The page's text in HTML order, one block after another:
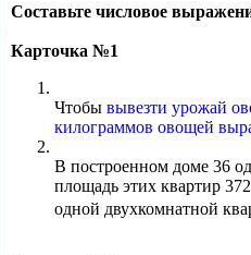
Составьте числовое
Карточка №1
Чтобы вывезти урожай
килограммов овощей
В построенном доме 36
площадь этих квартир
одной двухкомнатной